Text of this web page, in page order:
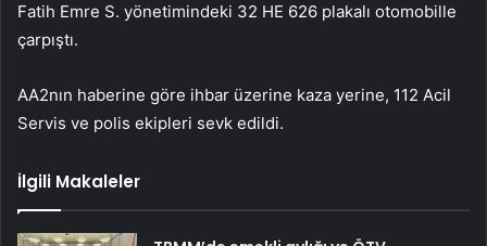
Fatih Emre S. yönetimindeki 32 HE 626 plakalı otomobille
çarpıştı.
AA2nın haberine göre ihbar üzerine kaza yerine, 112 Acil
Servis ve polis ekipleri sevk edildi.
İlgili Makaleler